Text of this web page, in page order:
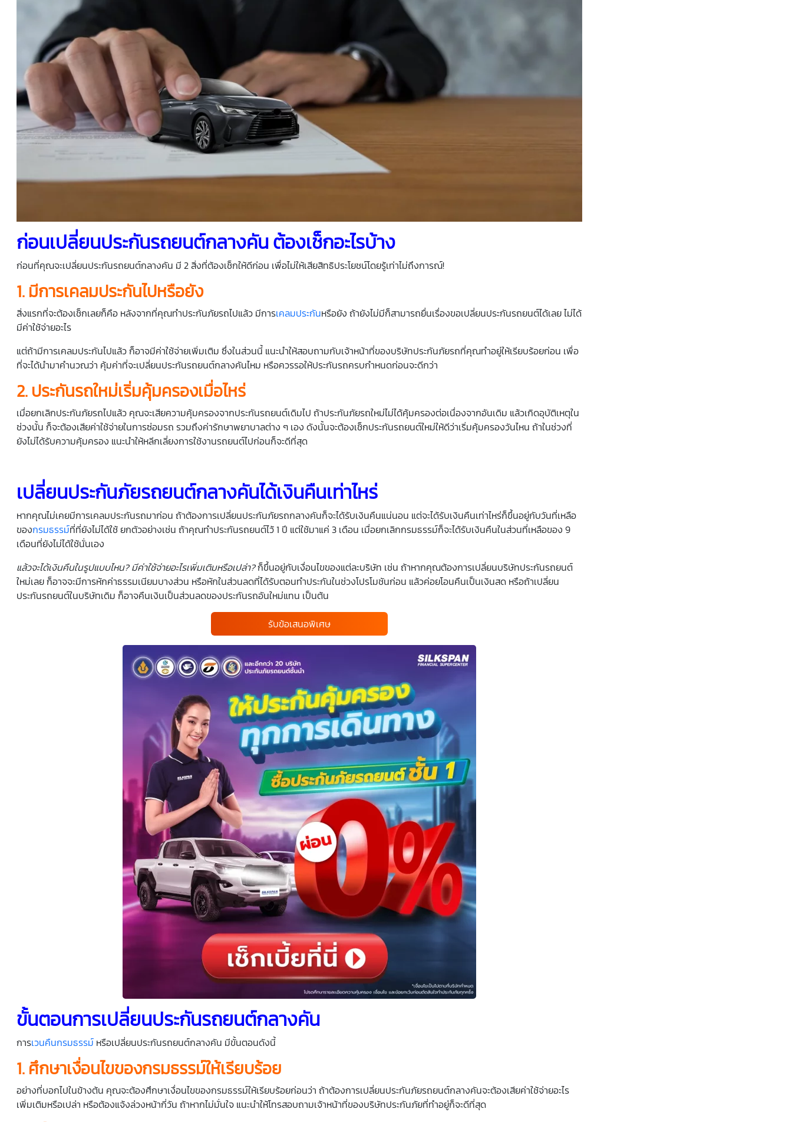
ก่อนเปลี่ยนประกันรถยนต์กลางคัน ต้องเช็กอะไรบ้าง
ก่อนที่คุณจะเปลี่ยนประกันรถยนต์กลางคัน มี 2 สิ่งที่ต้องเช็กให้ดีก่อน เพื่อไม่ให้เสียสิทธิประโยชน์โดยรู้เท่าไม่ถึงการณ์!
1. มีการเคลมประกันไปหรือยัง
สิ่งแรกที่จะต้องเช็กเลยก็คือ หลังจากที่คุณทำประกันภัยรถไปแล้ว มีการเคลมประกันหรือยัง ถ้ายังไม่มีก็สามารถยื่นเรื่องขอเปลี่ยนประกันรถยนต์ได้เลย ไม่ได้
มีค่าใช้จ่ายอะไร
แต่ถ้ามีการเคลมประกันไปแล้ว ก็อาจมีค่าใช้จ่ายเพิ่มเติม ซึ่งในส่วนนี้ แนะนำให้สอบถามกับเจ้าหน้าที่ของบริษัทประกันภัยรถที่คุณทำอยู่ให้เรียบร้อยก่อน เพื่อ
ที่จะได้นำมาคำนวณว่า คุ้มค่าที่จะเปลี่ยนประกันรถยนต์กลางคันไหม หรือควรรอให้ประกันรถครบกำหนดก่อนจะดีกว่า
2. ประกันรถใหม่เริ่มคุ้มครองเมื่อไหร่
เมื่อยกเลิกประกันภัยรถไปแล้ว คุณจะเสียความคุ้มครองจากประกันรถยนต์เดิมไป ถ้าประกันภัยรถใหม่ไม่ได้คุ้มครองต่อเนื่องจากอันเดิม แล้วเกิดอุบัติเหตุใน
ช่วงนั้น ก็จะต้องเสียค่าใช้จ่ายในการซ่อมรถ รวมถึงค่ารักษาพยาบาลต่าง ๆ เอง ดังนั้นจะต้องเช็กประกันรถยนต์ใหม่ให้ดีว่าเริ่มคุ้มครองวันไหน ถ้าในช่วงที่
ยังไม่ได้รับความคุ้มครอง แนะนำให้หลีกเลี่ยงการใช้งานรถยนต์ไปก่อนก็จะดีที่สุด
เปลี่ยนประกันภัยรถยนต์กลางคันได้เงินคืนเท่าไหร่
หากคุณไม่เคยมีการเคลมประกันรถมาก่อน ถ้าต้องการเปลี่ยนประกันภัยรถกลางคันก็จะได้รับเงินคืนแน่นอน แต่จะได้รับเงินคืนเท่าไหร่ก็ขึ้นอยู่กับวันที่เหลือ
ของกรมธรรม์ที่ที่ยังไม่ได้ใช้ ยกตัวอย่างเช่น ถ้าคุณทำประกันรถยนต์ไว้ 1 ปี แต่ใช้มาแค่ 3 เดือน เมื่อยกเลิกกรมธรรม์ก็จะได้รับเงินคืนในส่วนที่เหลือของ 9
เดือนที่ยังไม่ได้ใช้นั่นเอง
แล้วจะได้เงินคืนในรูปแบบไหน?มีค่าใช้จ่ายอะไรเพิ่มเติมหรือเปล่า?ก็ขึ้นอยู่กับเงื่อนไขของแต่ละบริษัท เช่น ถ้าหากคุณต้องการเปลี่ยนบริษัทประกันรถยนต์
ใหม่เลย ก็อาจจะมีการหักค่าธรรมเนียมบางส่วน หรือหักในส่วนลดที่ได้รับตอนทำประกันในช่วงโปรโมชันก่อน แล้วค่อยโอนคืนเป็นเงินสด หรือถ้าเปลี่ยน
ประกันรถยนต์ในบริษัทเดิม ก็อาจคืนเงินเป็นส่วนลดของประกันรถอันใหม่แทน เป็นต้น
รับข้อเสนอพิเศษ
ขั้นตอนการเปลี่ยนประกันรถยนต์กลางคัน
การเวนคืนกรมธรรม์ หรือเปลี่ยนประกันรถยนต์กลางคัน มีขั้นตอนดังนี้
1. ศึกษาเงื่อนไขของกรมธรรม์ให้เรียบร้อย
อย่างที่บอกไปในข้างต้น คุณจะต้องศึกษาเงื่อนไขของกรมธรรม์ให้เรียบร้อยก่อนว่า ถ้าต้องการเปลี่ยนประกันภัยรถยนต์กลางคันจะต้องเสียค่าใช้จ่ายอะไร
เพิ่มเติมหรือเปล่า หรือต้องแจ้งล่วงหน้ากี่วัน ถ้าหากไม่มั่นใจ แนะนำให้โทรสอบถามเจ้าหน้าที่ของบริษัทประกันภัยที่ทำอยู่ก็จะดีที่สุด